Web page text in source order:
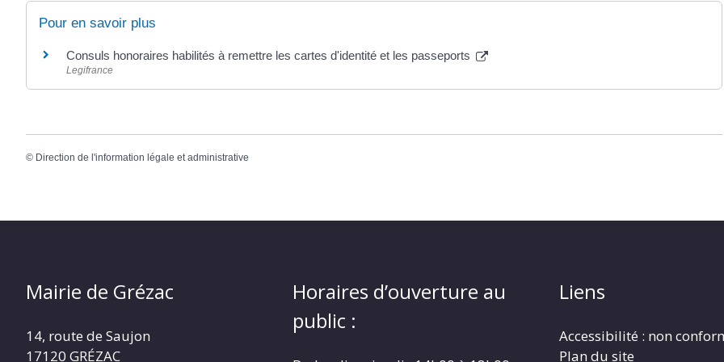
Pour en savoir plus
Consuls honoraires habilités à remettre les cartes d'identité et les passeports
Legifrance
© Direction de l'information légale et administrative
Mairie de Grézac
14, route de Saujon
17120 GRÉZAC
Horaires d’ouverture au
public :
Liens
Accessibilité : non
Plan du site